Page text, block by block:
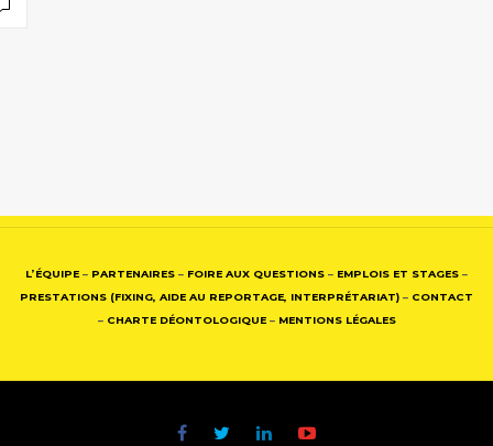
L’ÉQUIPE – PARTENAIRES – FOIRE AUX QUESTIONS – EMPLOIS ET STAGES –
PRESTATIONS (FIXING, AIDE AU REPORTAGE, INTERPRÉTARIAT) – CONTACT
– CHARTE DÉONTOLOGIQUE– MENTIONS LÉGALES